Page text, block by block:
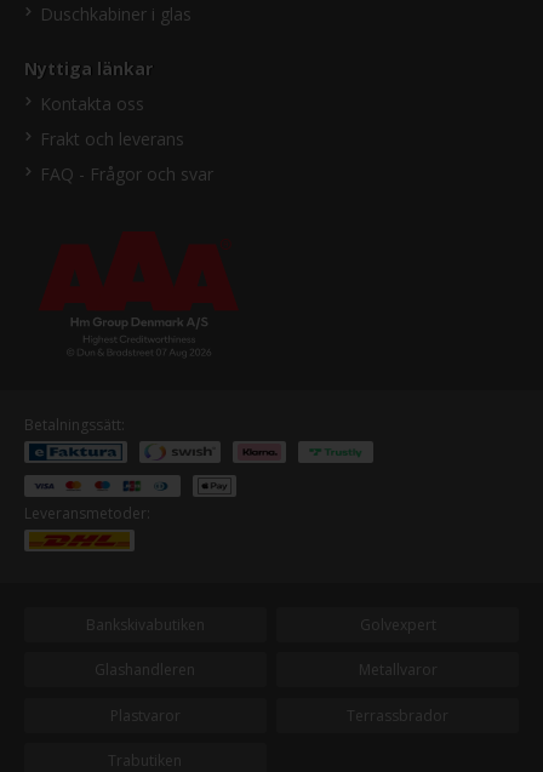
Duschkabiner i glas
Nyttiga länkar
Kontakta oss
Frakt och leverans
FAQ - Frågor och svar
Betalningssätt:
Leveransmetoder:
Bankskivabutiken Golvexpert
Glashandleren Metallvaror
Plastvaror Terrassbrador
Trabutiken